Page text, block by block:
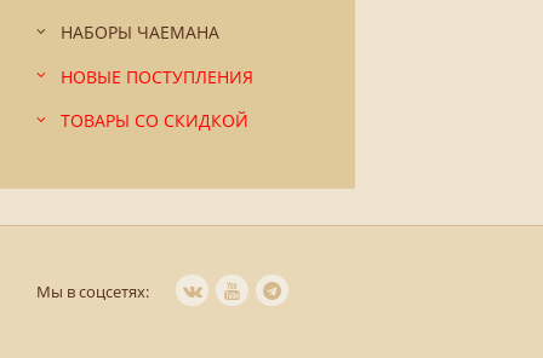
НАБОРЫ ЧАЕМАНА
НОВЫЕ ПОСТУПЛЕНИЯ
ТОВАРЫ СО СКИДКОЙ
Мы в соцсетях: